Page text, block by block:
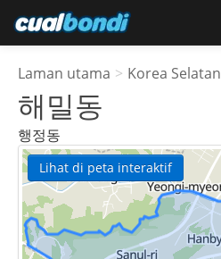
Pengguna bintang
Undian
Laman utama > Korea Selatan
해밀동
행정동
Lihat di peta interaktif